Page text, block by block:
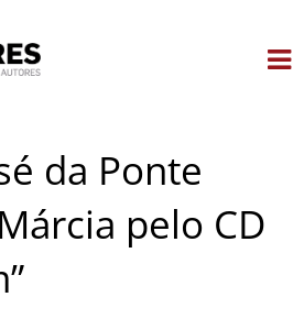
da Ponte
pelo CD